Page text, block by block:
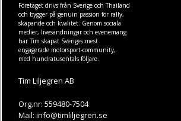
Företaget drivs från Sverige och Thailand
och bygger på genuin passion för rally,
skapande och kvalitet. Genom sociala
medier, livesändningar och evenemang
har Tim skapat Sveriges mest
engagerade motorsport-community,
med hundratusentals följare.
Tim Liljegren AB
Org.nr: 559480-7504
Mail: info@timliljegren.se